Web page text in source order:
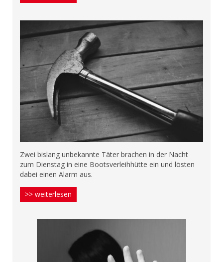
Zwei bislang unbekannte Täter brachen in der Nacht
zum Dienstag in eine Bootsverleihhütte ein und lösten
dabei einen Alarm aus.
>> weiterlesen